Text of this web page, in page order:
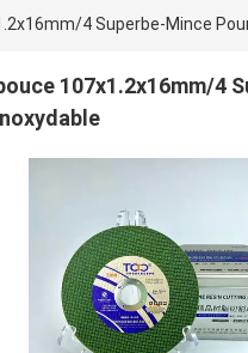
4 Superbe-Mince
107x1.2x16mm/4